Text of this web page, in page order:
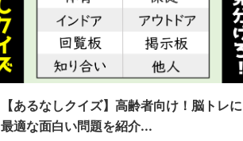
【あるなしクイズ】高齢者向け！脳トレに
最適な面白い問題を紹介...